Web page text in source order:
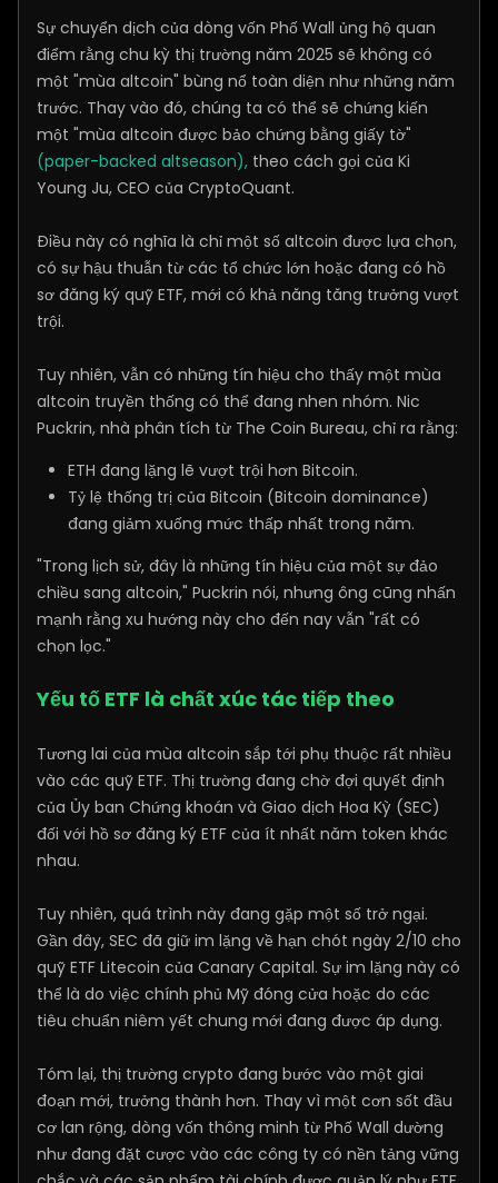
Sự chuyển dịch của dòng vốn Phố Wall ủng hộ quan
điểm rằng chu kỳ thị trường năm 2025 sẽ không có
một "mùa altcoin" bùng nổ toàn diện như những năm
trước. Thay vào đó, chúng ta có thể sẽ chứng kiến
một "mùa altcoin được bảo chứng bằng giấy tờ"
(paper-backed altseason), theo cách gọi của Ki
Young Ju, CEO của CryptoQuant.
Điều này có nghĩa là chỉ một số altcoin được lựa chọn,
có sự hậu thuẫn từ các tổ chức lớn hoặc đang có hồ
sơ đăng ký quỹ ETF, mới có khả năng tăng trưởng vượt
trội.
Tuy nhiên, vẫn có những tín hiệu cho thấy một mùa
altcoin truyền thống có thể đang nhen nhóm. Nic
Puckrin, nhà phân tích từ The Coin Bureau, chỉ ra rằng:
ETH đang lặng lẽ vượt trội hơn Bitcoin.
Tỷ lệ thống trị của Bitcoin (Bitcoin dominance)
đang giảm xuống mức thấp nhất trong năm.
"Trong lịch sử, đây là những tín hiệu của một sự đảo
chiều sang altcoin," Puckrin nói, nhưng ông cũng nhấn
mạnh rằng xu hướng này cho đến nay vẫn "rất có
chọn lọc."
Yếu tố ETF là chất xúc tác tiếp theo
Tương lai của mùa altcoin sắp tới phụ thuộc rất nhiều
vào các quỹ ETF. Thị trường đang chờ đợi quyết định
của Ủy ban Chứng khoán và Giao dịch Hoa Kỳ (SEC)
đối với hồ sơ đăng ký ETF của ít nhất năm token khác
nhau.
Tuy nhiên, quá trình này đang gặp một số trở ngại.
Gần đây, SEC đã giữ im lặng về hạn chót ngày 2/10 cho
quỹ ETF Litecoin của Canary Capital. Sự im lặng này có
thể là do việc chính phủ Mỹ đóng cửa hoặc do các
tiêu chuẩn niêm yết chung mới đang được áp dụng.
Tóm lại, thị trường crypto đang bước vào một giai
đoạn mới, trưởng thành hơn. Thay vì một cơn sốt đầu
cơ lan rộng, dòng vốn thông minh từ Phố Wall dường
như đang đặt cược vào các công ty có nền tảng vững